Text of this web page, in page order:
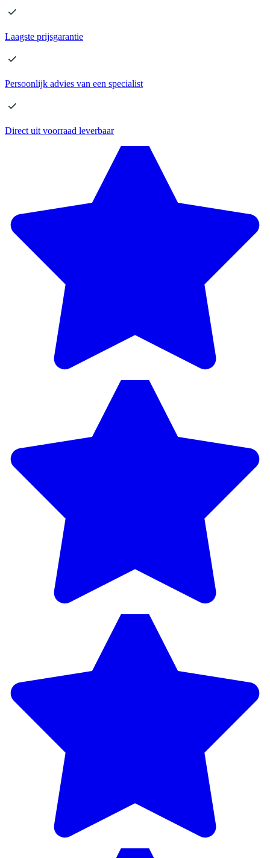
Laagste prijsgarantie
Persoonlijk advies van een specialist
Direct uit voorraad leverbaar